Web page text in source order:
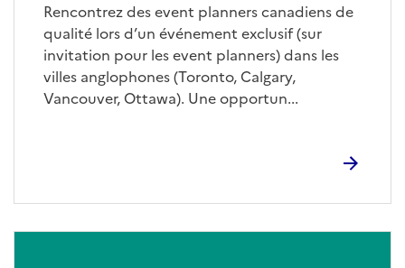
Rencontrez des event planners canadiens de
qualité lors d’un événement exclusif (sur
invitation pour les event planners) dans les
villes anglophones (Toronto, Calgary,
Vancouver, Ottawa). Une opportun...